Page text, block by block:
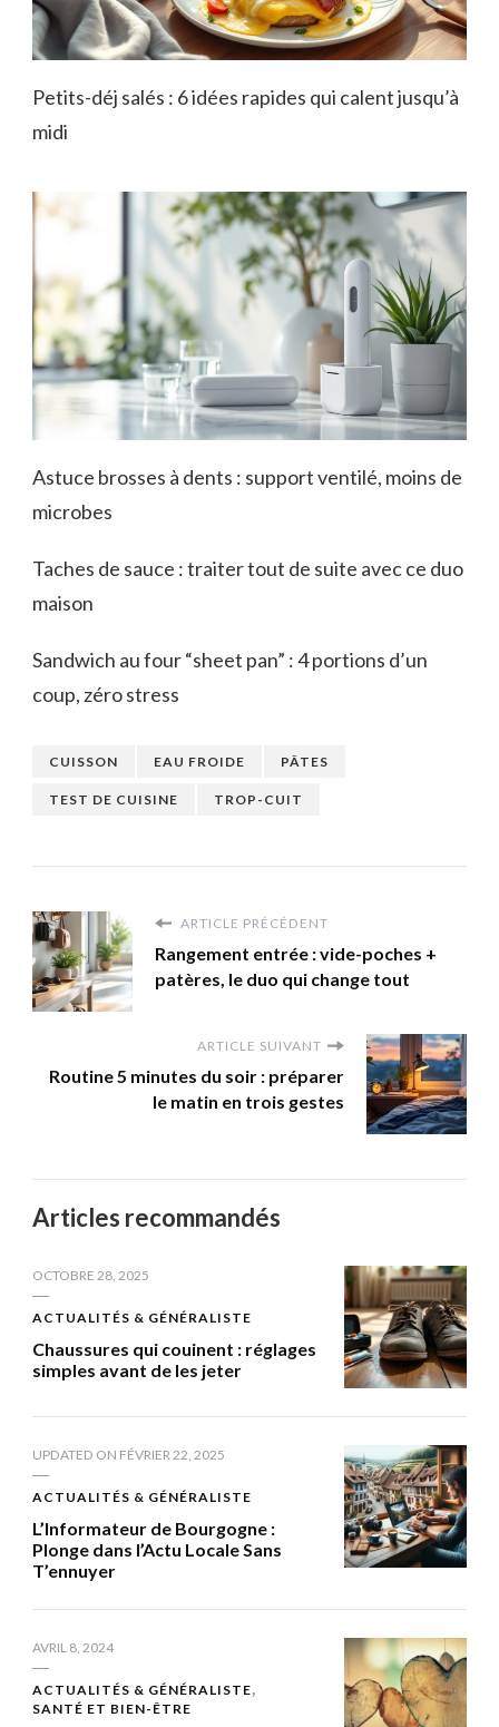
Petits-déj salés : 6 idées rapides qui calent jusqu’à
midi
Astuce brosses à dents : support ventilé, moins de
microbes
Taches de sauce : traiter tout de suite avec ce duo
maison
Sandwich au four “sheet pan” : 4 portions d’un
coup, zéro stress
CUISSON EAU FROIDE PÂTES
TEST DE CUISINE TROP-CUIT
ARTICLE PRÉCÉDENT
Rangement entrée : vide-poches +
patères, le duo qui change tout
ARTICLE SUIVANT
Routine 5 minutes du soir : préparer
le matin en trois gestes
Articles recommandés
OCTOBRE 28, 2025
ACTUALITÉS & GÉNÉRALISTE
Chaussures qui couinent : réglages
simples avant de les jeter
UPDATED ON FÉVRIER 22, 2025
ACTUALITÉS & GÉNÉRALISTE
L’Informateur de Bourgogne :
Plonge dans l’Actu Locale Sans
T’ennuyer
AVRIL 8, 2024
ACTUALITÉS & GÉNÉRALISTE
SANTÉ ET BIEN-ÊTRE